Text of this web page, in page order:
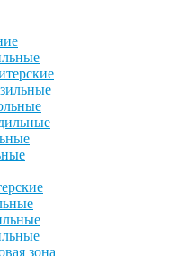
зона